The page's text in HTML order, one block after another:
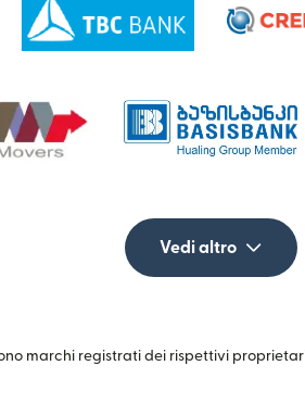
Vedi altro
marchi registrati dei rispettivi